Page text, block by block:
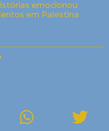
emocionou
em Palestina